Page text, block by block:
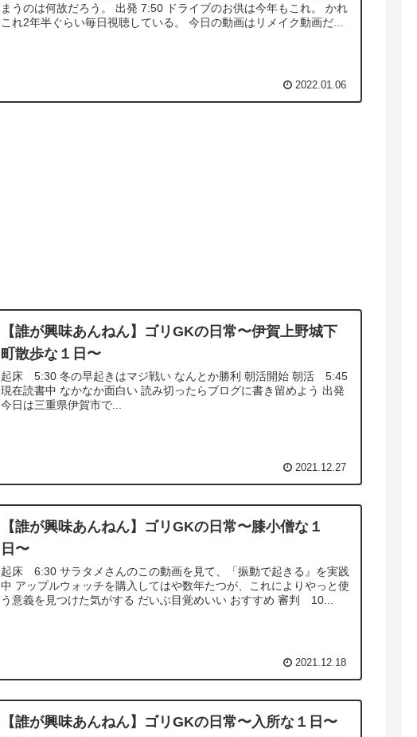
まうのは何故だろう。 出発 7:50 ドライブのお供は今年もこれ。 かれ
これ2年半ぐらい毎日視聴している。 今日の動画はリメイク動画だ...
2022.01.06
【誰が興味あんねん】ゴリGKの日常〜伊賀上野城下
町散歩な１日〜
起床 5:30 冬の早起きはマジ戦い なんとか勝利 朝活開始 朝活 5:45
現在読書中 なかなか面白い 読み切ったらブログに書き留めよう 出発
今日は三重県伊賀市で...
2021.12.27
【誰が興味あんねん】ゴリGKの日常〜膝小僧な１
日〜
起床 6:30 サラタメさんのこの動画を見て、「振動で起きる』を実践
中 アップルウォッチを購入してはや数年たつが、これによりやっと使
う意義を見つけた気がする だいぶ目覚めいい おすすめ 審判 10...
2021.12.18
【誰が興味あんねん】ゴリGKの日常〜入所な１日〜